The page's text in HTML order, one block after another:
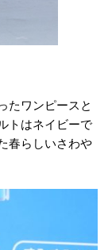
たワンピースと
トはネイビーで
春らしいさわや